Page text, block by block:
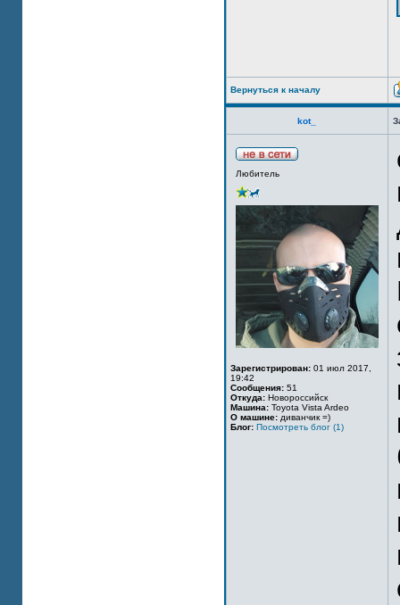
Вернуться к началу
kot_
Любитель
Зарегистрирован: 01 июл 2017,
19:42
Сообщения: 51
Откуда: Новороссийск
Машина: Toyota Vista Ardeo
О машине: диванчик =)
Блог: Посмотреть блог (1)